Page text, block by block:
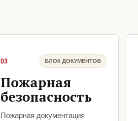
03 БЛОК ДОКУМЕНТОВ
Пожарная
безопасность
Пожарная документация